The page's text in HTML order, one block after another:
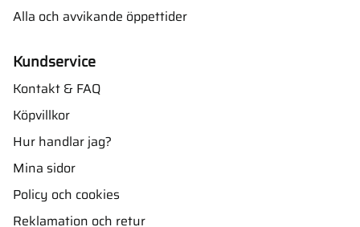
Alla och avvikande öppettider
Kundservice
Kontakt & FAQ
Köpvillkor
Hur handlar jag?
Mina sidor
Policy och cookies
Reklamation och retur